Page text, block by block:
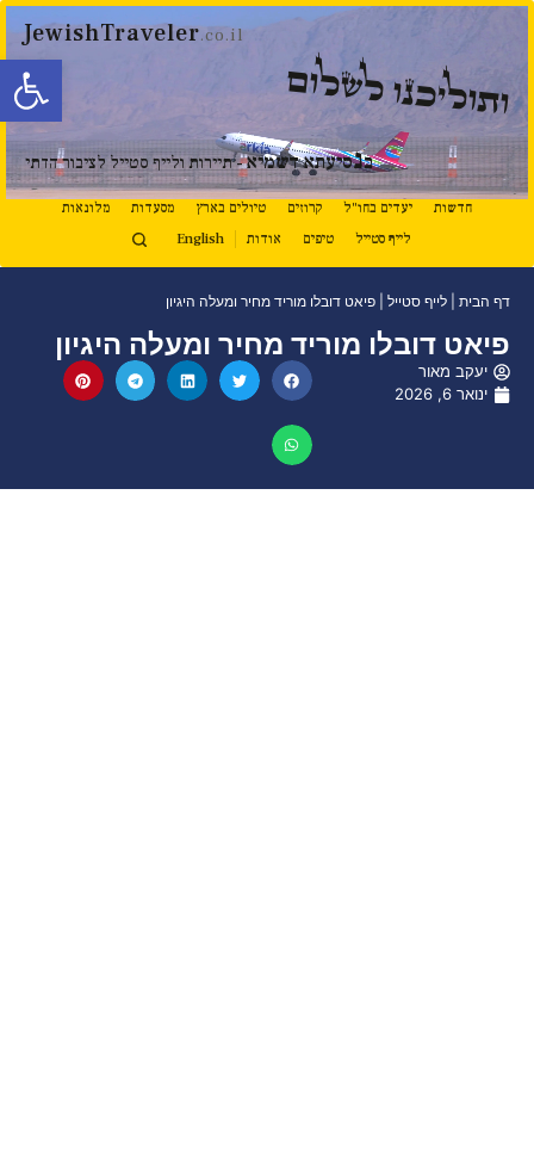
פתח
JewishTraveler.co.il
ותוליכנו לשלום
בנסיעתא דשמיא- תיירות ולייף סטייל לציבור הדתי
חדשות יעדים בחו"ל קרוזים טיולים בארץ מסעדות
מלונאות
לייף סטייל
טיפים אודות English
דף הבית לייף סטייל פיאט דובלו מוריד מחיר ומעלה היגיון
פיאט דובלו מוריד מחיר ומעלה היגיון
יעקב מאור
ינואר 6, 2026